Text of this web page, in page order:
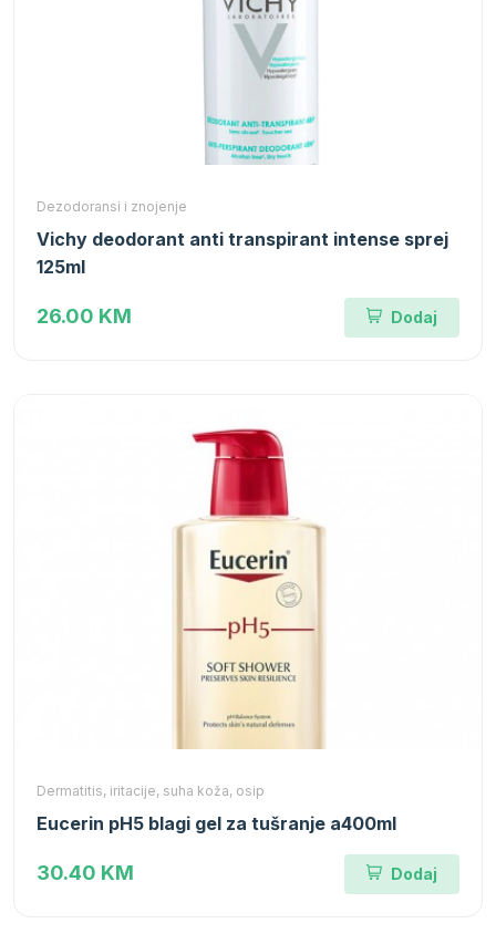
Dezodoransi i znojenje
Vichy deodorant anti transpirant intense sprej
125ml
26.00 KM Dodaj
Dermatitis, iritacije, suha koža, osip
Eucerin pH5 blagi gel za tušranje a400ml
30.40 KM Dodaj